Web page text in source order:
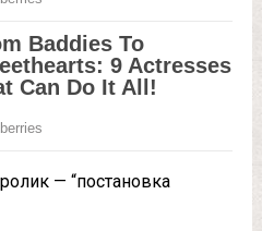
— “постановка